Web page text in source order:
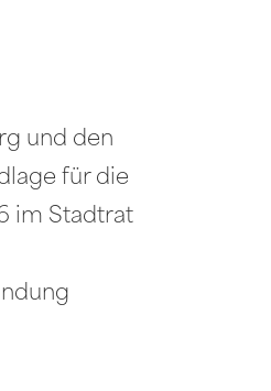
und den
für die
im Stadtrat